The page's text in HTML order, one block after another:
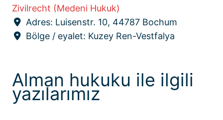
Zivilrecht (Medeni Hukuk)
Adres: Luisenstr. 10, 44787 Bochum
Bölge / eyalet: Kuzey Ren-Vestfalya
Alman hukuku ile ilgili
yazılarımız